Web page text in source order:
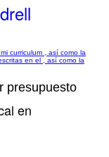
curriculum , así como la
en el , así como la
presupuesto
en